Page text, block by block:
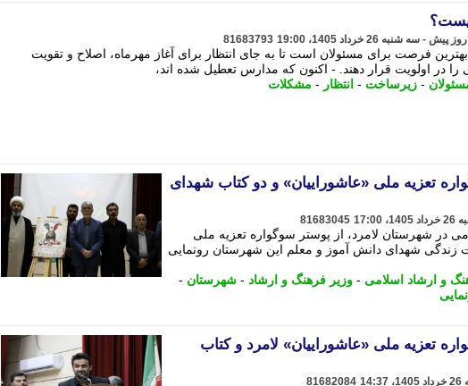
81683793
فرصت برای مسئولان است تا به جای انتظار برای آغاز مهرماه، اصلاح و تقویت
در اولویت قرار دهند. - اکنون که مدارس تعطیل شده اند،
- زیرساخت - انتظار - مشکلات
تعزیه ملی «عاشوراییان» و دو کتاب شهدای
81683045
در شهرستان لامرد، از پوستر سوگواره تعزیه ملی
زندگی شهدای دانش آموز و معلم این شهرستان رونمایی
و ارشاد اسلامی - وزیر فرهنگ و ارشاد - شهرستان -
تعزیه ملی «عاشوراییان» لامرد و کتاب
81682084